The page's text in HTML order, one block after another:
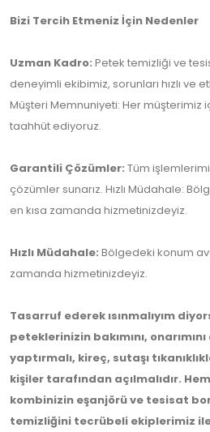
Bizi Tercih Etmeniz İçin Nedenler
Uzman Kadro: Petek temizliği ve
deneyimli ekibimiz, sorunları hızlı ve
Müşteri Memnuniyeti: Her müşterimiz
taahhüt ediyoruz.
Garantili Çözümler: Tüm
çözümler sunarız. Hızlı Müdahale:
en kısa zamanda hizmetinizdeyiz.
Hızlı Müdahale: Bölgedeki konum
zamanda hizmetinizdeyiz.
Tasarruf ederek ısınmalıyım
peteklerinizin bakımını,
yaptırmalı, kireç, sutaşı
kişiler tarafından açılmalıdır.
kombinizin eşanjörü ve tesisat
temizliğini tecrübeli ekiplerimiz